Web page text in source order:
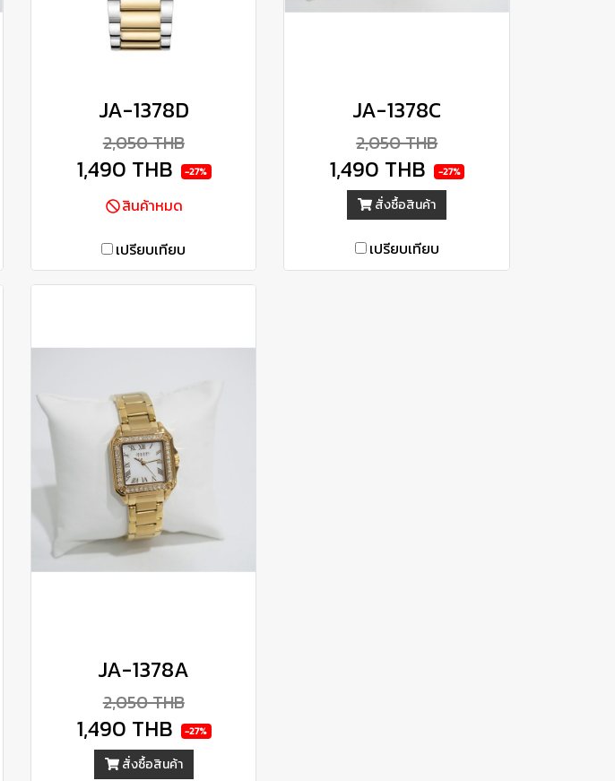
JA-1378D
2,050 THB
1,490 THB -27%
สินค้าหมด
เปรียบเทียบ
JA-1378C
2,050 THB
1,490 THB -27%
สั่งซื้อสินค้า
เปรียบเทียบ
JA-1378A
2,050 THB
1,490 THB -27%
สั่งซื้อสินค้า